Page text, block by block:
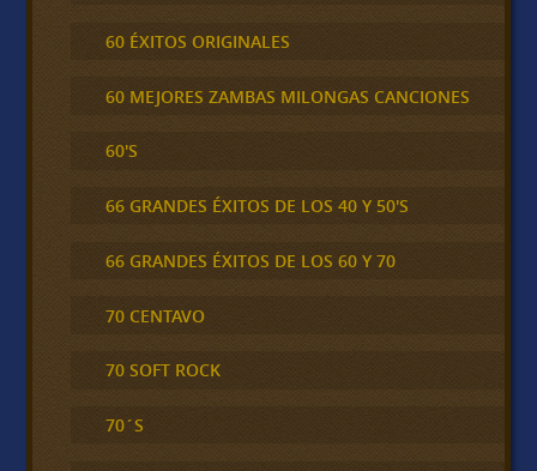
60 ÉXITOS ORIGINALES
60 MEJORES ZAMBAS MILONGAS CANCIONES
60'S
66 GRANDES ÉXITOS DE LOS 40 Y 50'S
66 GRANDES ÉXITOS DE LOS 60 Y 70
70 CENTAVO
70 SOFT ROCK
70´S